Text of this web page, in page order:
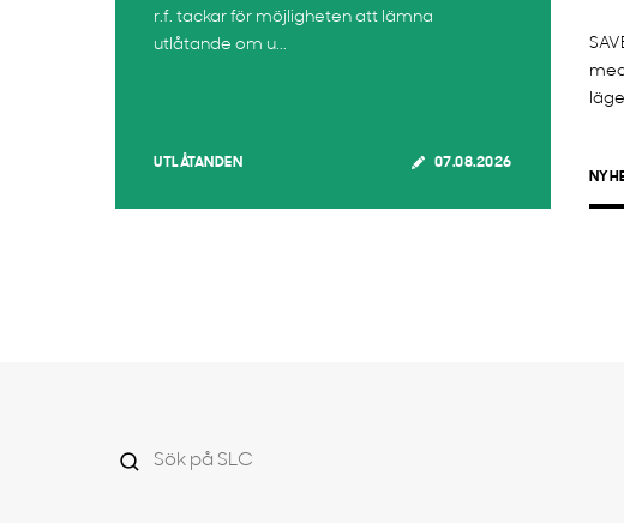
r.f. tackar för möjligheten att lämna
utlåtande om u...
UTLÅTANDEN 07.08.2026